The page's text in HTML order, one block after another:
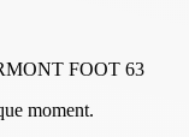
FOOT 63
moment.